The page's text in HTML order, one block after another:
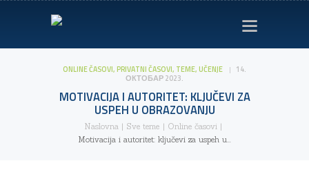
ONLINE ČASOVI,PRIVATNI ČASOVI, TEME,UČENJE
14.
ОКТОБАР 2023.
MOTIVACIJA I AUTORITET: KLJUČEVI ZA
USPEH U OBRAZOVANJU
Naslovna Sve teme
Online časovi
Motivacija i autoritet: ključevi za uspeh u...
NASLOVNA
O NAMA
ZAKAŽI ČAS
PROFESORI
UČENICI